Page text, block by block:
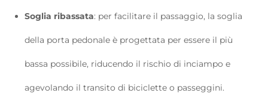
Soglia ribassata: per facilitare il passaggio, la soglia
della porta pedonale è progettata per essere il più
bassa possibile, riducendo il rischio di inciampo e
agevolando il transito di biciclette o passeggini.